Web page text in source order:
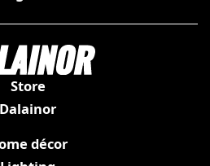
Store
Dalainor
décor